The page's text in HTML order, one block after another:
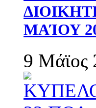
ΜΑΊΟΥ
9 Μάϊος